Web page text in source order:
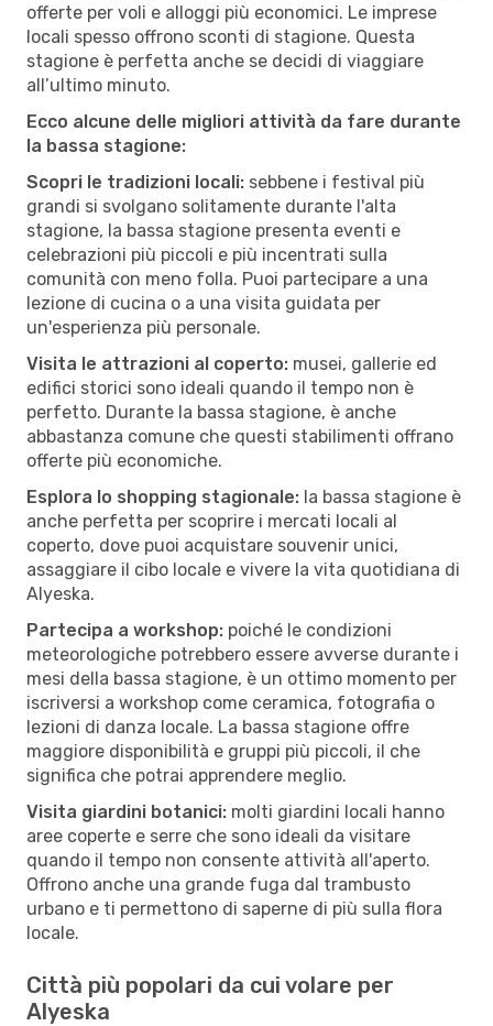
offerte per voli e alloggi più economici. Le imprese
locali spesso offrono sconti di stagione. Questa
stagione è perfetta anche se decidi di viaggiare
all’ultimo minuto.
Ecco alcune delle migliori attività da fare durante
la bassa stagione:
Scopri le tradizioni locali: sebbene i festival più
grandi si svolgano solitamente durante l'alta
stagione, la bassa stagione presenta eventi e
celebrazioni più piccoli e più incentrati sulla
comunità con meno folla. Puoi partecipare a una
lezione di cucina o a una visita guidata per
un'esperienza più personale.
Visita le attrazioni al coperto: musei, gallerie ed
edifici storici sono ideali quando il tempo non è
perfetto. Durante la bassa stagione, è anche
abbastanza comune che questi stabilimenti offrano
offerte più economiche.
Esplora lo shopping stagionale: la bassa stagione è
anche perfetta per scoprire i mercati locali al
coperto, dove puoi acquistare souvenir unici,
assaggiare il cibo locale e vivere la vita quotidiana di
Alyeska.
Partecipa a workshop: poiché le condizioni
meteorologiche potrebbero essere avverse durante i
mesi della bassa stagione, è un ottimo momento per
iscriversi a workshop come ceramica, fotografia o
lezioni di danza locale. La bassa stagione offre
maggiore disponibilità e gruppi più piccoli, il che
significa che potrai apprendere meglio.
Visita giardini botanici: molti giardini locali hanno
aree coperte e serre che sono ideali da visitare
quando il tempo non consente attività all'aperto.
Offrono anche una grande fuga dal trambusto
urbano e ti permettono di saperne di più sulla flora
locale.
Città più popolari da cui volare per
Alyeska